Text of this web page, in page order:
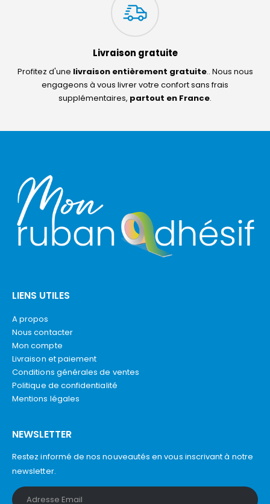
Livraison gratuite
Profitez d'une livraison entièrement gratuite.. Nous nous
engageons à vous livrer votre confort sans frais
supplémentaires, partout en France.
LIENS UTILES
A propos
Nous contacter
Mon compte
Livraison et paiement
Conditions générales de ventes
Politique de confidentialité
Mentions légales
NEWSLETTER
Restez informé de nos nouveautés en vous inscrivant à notre
newsletter.